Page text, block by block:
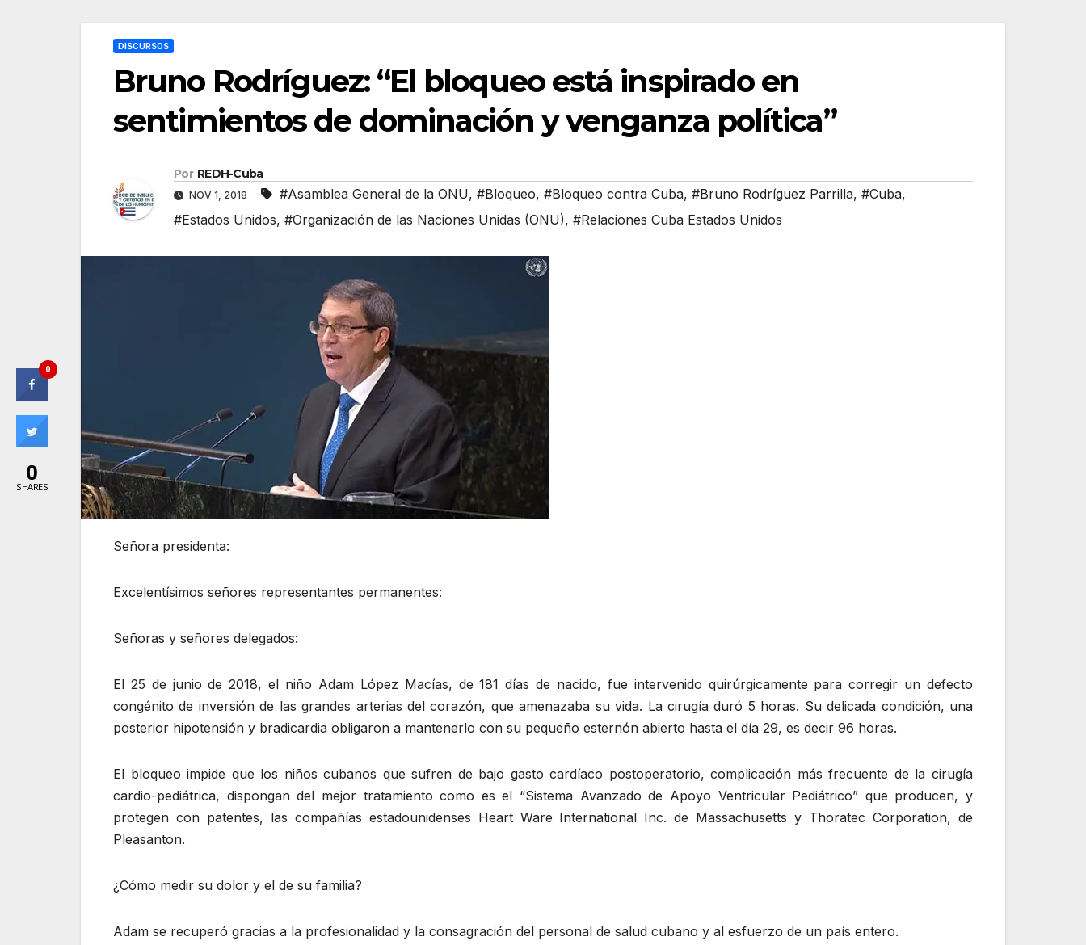
DISCURSOS
Bruno Rodríguez: “El bloqueo está inspirado en
sentimientos de dominación y venganza política”
Por REDH-Cuba
NOV 1, 2018 #Asamblea General de la ONU, #Bloqueo, #Bloqueo contra Cuba, #Bruno Rodríguez Parrilla, #Cuba,
#Estados Unidos, #Organización de las Naciones Unidas (ONU), #Relaciones Cuba Estados Unidos
Señora presidenta:
Excelentísimos señores representantes permanentes:
Señoras y señores delegados:
El 25 de junio de 2018, el niño Adam López Macías, de 181 días de nacido, fue intervenido quirúrgicamente para corregir un defecto
congénito de inversión de las grandes arterias del corazón, que amenazaba su vida. La cirugía duró 5 horas. Su delicada condición, una
posterior hipotensión y bradicardia obligaron a mantenerlo con su pequeño esternón abierto hasta el día 29, es decir 96 horas.
El bloqueo impide que los niños cubanos que sufren de bajo gasto cardíaco postoperatorio, complicación más frecuente de la cirugía
cardio-pediátrica, dispongan del mejor tratamiento como es el “Sistema Avanzado de Apoyo Ventricular Pediátrico” que producen, y
protegen con patentes, las compañías estadounidenses Heart Ware International Inc. de Massachusetts y Thoratec Corporation, de
Pleasanton.
¿Cómo medir su dolor y el de su familia?
Adam se recuperó gracias a la profesionalidad y la consagración del personal de salud cubano y al esfuerzo de un país entero.
0
0
SHARES